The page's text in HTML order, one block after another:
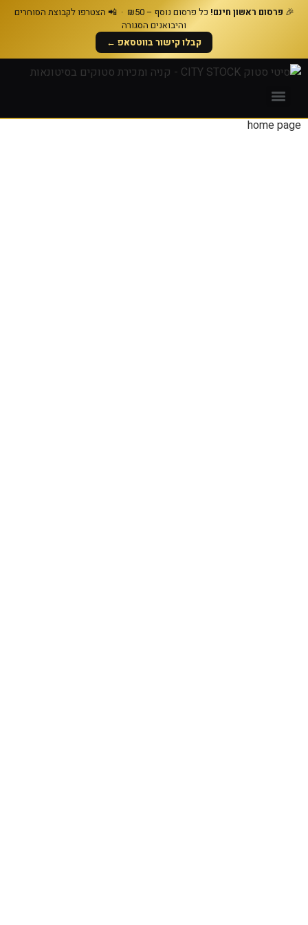
🎉 פרסום ראשון חינם!
כל פרסום נוסף – ₪50 · 📲 הצטרפו לקבוצת הסוחרים
והיבואנים הסגורה
קבלו קישור בווטסאפ ←
home page
סיטי סטוק